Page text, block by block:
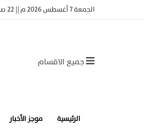
الجمعة 7 أغسطس 2026 م || 22 صفر 1448هـ ||
جميع الاقسام
الرئيسية موجز الأخبار